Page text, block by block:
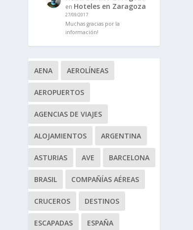
en Hoteles en Zaragoza
27/09/2017
Muchas gracias por la
información!
AENA AEROLÍNEAS
AEROPUERTOS
AGENCIAS DE VIAJES
ALOJAMIENTOS ARGENTINA
ASTURIAS AVE BARCELONA
BRASIL COMPAÑÍAS AÉREAS
CRUCEROS DESTINOS
ESCAPADAS ESPAÑA